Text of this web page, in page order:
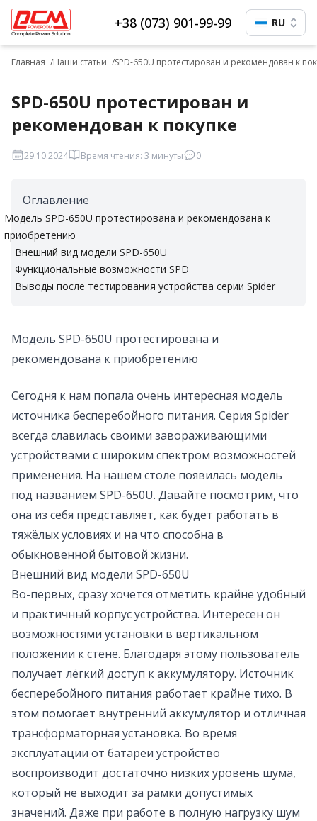
+38 (073) 901-99-99 RU
Главная Наши статьи SPD-650U протестирован и рекомендован к
SPD-650U протестирован и
рекомендован к покупке
29.10.2024 Время чтения: 3 минуты 0
Оглавление
Модель SPD-650U протестирована и рекомендована к
приобретению
Внешний вид модели SPD-650U
Функциональные возможности SPD
Выводы после тестирования устройства серии Spider
Модель SPD-650U протестирована и
рекомендована к приобретению
Сегодня к нам попала очень интересная модель
источника бесперебойного питания. Серия Spider
всегда славилась своими завораживающими
устройствами с широким спектром возможностей
применения. На нашем столе появилась модель
под названием SPD-650U. Давайте посмотрим, что
она из себя представляет, как будет работать в
тяжёлых условиях и на что способна в
обыкновенной бытовой жизни.
Внешний вид модели SPD-650U
Во-первых, сразу хочется отметить крайне удобный
и практичный корпус устройства. Интересен он
возможностями установки в вертикальном
положении к стене. Благодаря этому пользователь
получает лёгкий доступ к аккумулятору. Источник
бесперебойного питания работает крайне тихо. В
этом помогает внутренний аккумулятор и отличная
трансформаторная установка. Во время
эксплуатации от батареи устройство
воспроизводит достаточно низких уровень шума,
который не выходит за рамки допустимых
значений. Даже при работе в полную нагрузку шум